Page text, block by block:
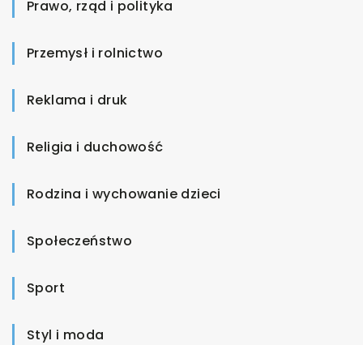
Prawo, rząd i polityka
Przemysł i rolnictwo
Reklama i druk
Religia i duchowość
Rodzina i wychowanie dzieci
Społeczeństwo
Sport
Styl i moda